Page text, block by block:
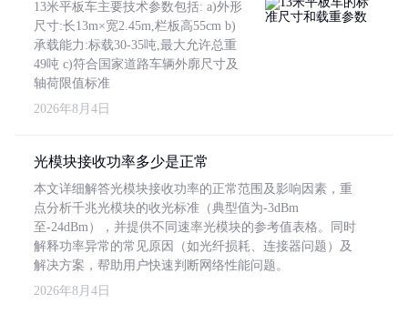
13米平板车主要技术参数包括: a)外形
尺寸:长13m×宽2.45m,栏板高55cm b)
承载能力:标载30-35吨,最大允许总重
49吨 c)符合国家道路车辆外廓尺寸及
轴荷限值标准
2026年8月4日
光模块接收功率多少是正常
本文详细解答光模块接收功率的正常范围及影响因素，重
点分析千兆光模块的收光标准（典型值为-3dBm
至-24dBm），并提供不同速率光模块的参考值表格。同时
解释功率异常的常见原因（如光纤损耗、连接器问题）及
解决方案，帮助用户快速判断网络性能问题。
2026年8月4日